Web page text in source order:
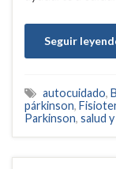
Seguir
autocuidado,
párkinson,
Parkinson, salud